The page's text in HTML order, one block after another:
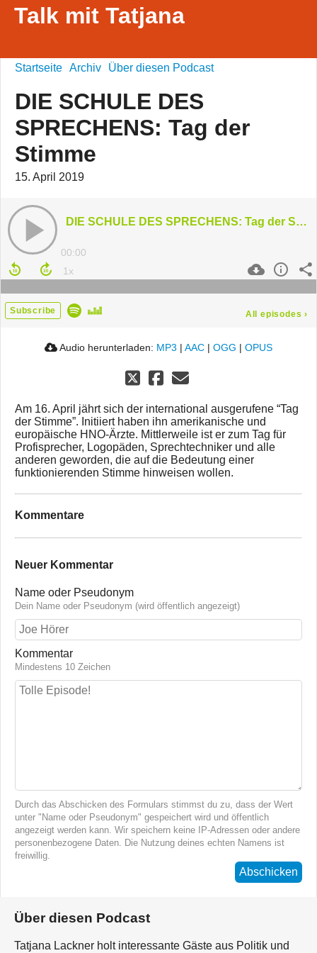
Talk mit Tatjana
Startseite Archiv Über diesen Podcast
DIE SCHULE DES
SPRECHENS: Tag der
Stimme
15. April 2019
DIE SCHULE DES SPRECHENS: Tag der Stimme
00:00
Subscribe All episodes ›
Audio herunterladen: MP3 | AAC | OGG | OPUS
Am 16. April jährt sich der international ausgerufene “Tag
der Stimme”. Initiiert haben ihn amerikanische und
europäische HNO-Ärzte. Mittlerweile ist er zum Tag für
Profisprecher, Logopäden, Sprechtechniker und alle
anderen geworden, die auf die Bedeutung einer
funktionierenden Stimme hinweisen wollen.
Kommentare
Neuer Kommentar
Name oder Pseudonym
Dein Name oder Pseudonym (wird öffentlich angezeigt)
Kommentar
Mindestens 10 Zeichen
Durch das Abschicken des Formulars stimmst du zu, dass der Wert
unter "Name oder Pseudonym" gespeichert wird und öffentlich
angezeigt werden kann. Wir speichern keine IP-Adressen oder andere
personenbezogene Daten. Die Nutzung deines echten Namens ist
freiwillig.
Abschicken
Über diesen Podcast
Tatjana Lackner holt interessante Gäste aus Politik und